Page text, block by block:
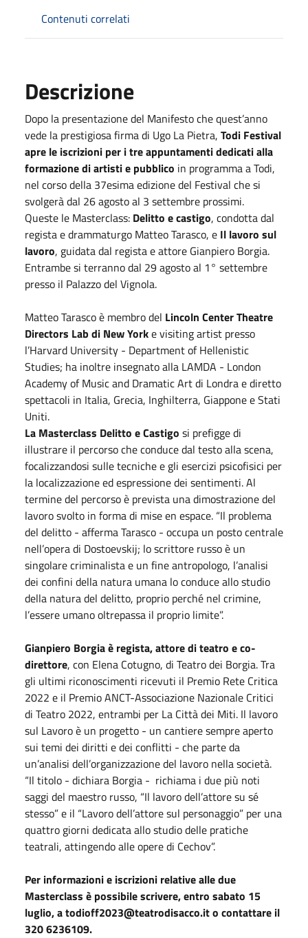
Contenuti correlati
Descrizione
Dopo la presentazione del Manifesto che quest’anno
vede la prestigiosa firma di Ugo La Pietra, Todi Festival
apre le iscrizioni per i tre appuntamenti dedicati alla
formazione di artisti e pubblico in programma a Todi,
nel corso della 37esima edizione del Festival che si
svolgerà dal 26 agosto al 3 settembre prossimi.
Queste le Masterclass: Delitto e castigo, condotta dal
regista e drammaturgo Matteo Tarasco, e Il lavoro sul
lavoro, guidata dal regista e attore Gianpiero Borgia.
Entrambe si terranno dal 29 agosto al 1° settembre
presso il Palazzo del Vignola.
Matteo Tarasco è membro del Lincoln Center Theatre
Directors Lab di New Yorke visiting artist presso
l’Harvard University - Department of Hellenistic
Studies; ha inoltre insegnato alla LAMDA - London
Academy of Music and Dramatic Art di Londra e diretto
spettacoli in Italia, Grecia, Inghilterra, Giappone e Stati
Uniti.
La Masterclass Delitto e Castigo si prefigge di
illustrare il percorso che conduce dal testo alla scena,
focalizzandosi sulle tecniche e gli esercizi psicofisici per
la localizzazione ed espressione dei sentimenti. Al
termine del percorso è prevista una dimostrazione del
lavoro svolto in forma di mise en espace. “Il problema
del delitto - afferma Tarasco - occupa un posto centrale
nell’opera di Dostoevskij; lo scrittore russo è un
singolare criminalista e un fine antropologo, l’analisi
dei confini della natura umana lo conduce allo studio
della natura del delitto, proprio perché nel crimine,
l’essere umano oltrepassa il proprio limite”.
Gianpiero Borgia è regista, attore di teatro e co-
direttore, con Elena Cotugno, di Teatro dei Borgia. Tra
gli ultimi riconoscimenti ricevuti il Premio Rete Critica
2022 e il Premio ANCT-Associazione Nazionale Critici
di Teatro 2022, entrambi per La Città dei Miti. Il lavoro
sul Lavoro è un progetto - un cantiere sempre aperto
sui temi dei diritti e dei conflitti - che parte da
un’analisi dell’organizzazione del lavoro nella società.
“Il titolo - dichiara Borgia - richiama i due più noti
saggi del maestro russo, “Il lavoro dell’attore su sé
stesso” e il “Lavoro dell’attore sul personaggio” per una
quattro giorni dedicata allo studio delle pratiche
teatrali, attingendo alle opere di Cechov”.
Per informazioni e iscrizioni relative alle due
Masterclass è possibile scrivere, entro sabato 15
luglio, a todioff2023@teatrodisacco.it o contattare il
320 6236109.